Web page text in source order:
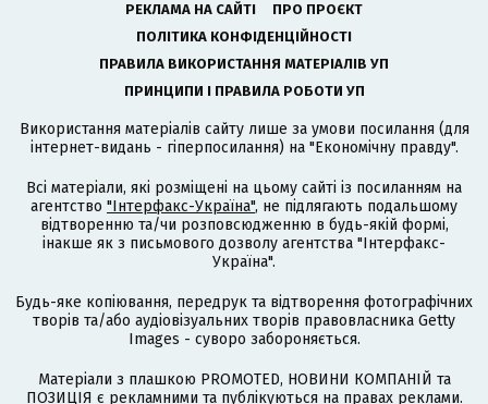
РЕКЛАМА НА САЙТІ
ПРО ПРОЄКТ
ПОЛІТИКА КОНФІДЕНЦІЙНОСТІ
ПРАВИЛА ВИКОРИСТАННЯ МАТЕРІАЛІВ УП
ПРИНЦИПИ І ПРАВИЛА РОБОТИ УП
Використання матеріалів сайту лише за умови посилання (для
інтернет-видань - гіперпосилання) на "Економічну правду".
Всі матеріали, які розміщені на цьому сайті із посиланням на
агентство "Інтерфакс-Україна", не підлягають подальшому
відтворенню та/чи розповсюдженню в будь-якій формі,
інакше як з письмового дозволу агентства "Інтерфакс-
Україна".
Будь-яке копіювання, передрук та відтворення фотографічних
творів та/або аудіовізуальних творів правовласника Getty
Images - суворо забороняється.
Матеріали з плашкою PROMOTED, НОВИНИ КОМПАНІЙ та
ПОЗИЦІЯ є рекламними та публікуються на правах реклами.